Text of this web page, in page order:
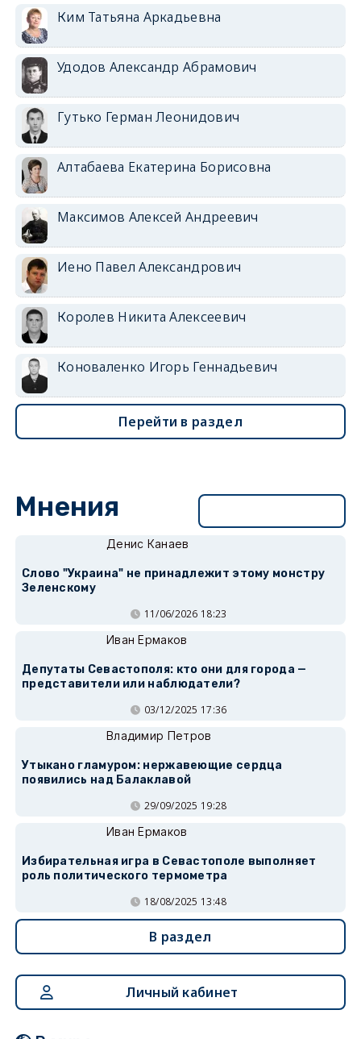
Ким Татьяна Аркадьевна
Удодов Александр Абрамович
Гутько Герман Леонидович
Алтабаева Екатерина Борисовна
Максимов Алексей Андреевич
Иено Павел Александрович
Королев Никита Алексеевич
Коноваленко Игорь Геннадьевич
Перейти в раздел
Мнения
Денис Канаев
Слово "Украина" не принадлежит этому монстру
Зеленскому
11/06/2026 18:23
Иван Ермаков
Депутаты Севастополя: кто они для города —
представители или наблюдатели?
03/12/2025 17:36
Владимир Петров
Утыкано гламуром: нержавеющие сердца
появились над Балаклавой
29/09/2025 19:28
Иван Ермаков
Избирательная игра в Севастополе выполняет
роль политического термометра
18/08/2025 13:48
В раздел
Личный кабинет